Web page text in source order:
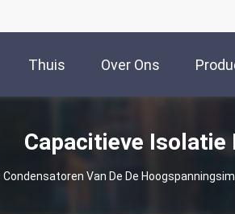
Thuis Over Ons
Capacitieve Isolatie
Condensatoren Van De De